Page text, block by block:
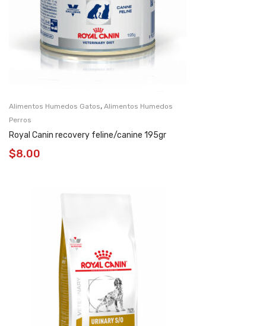
Alimentos Humedos Gatos, Alimentos Humedos
Perros
Royal Canin recovery feline/canine 195gr
$8.00